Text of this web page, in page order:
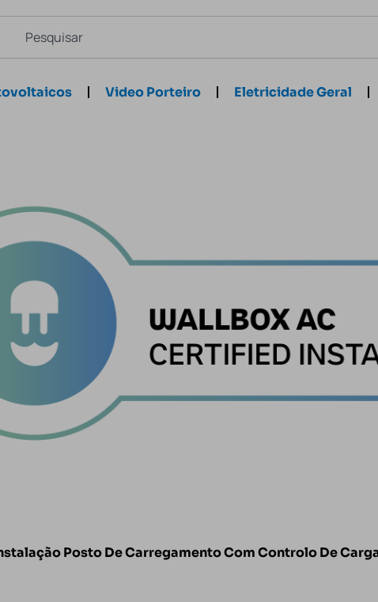
Video Porteiro Eletricidade Geral
Posto De Carregamento Com Controlo De